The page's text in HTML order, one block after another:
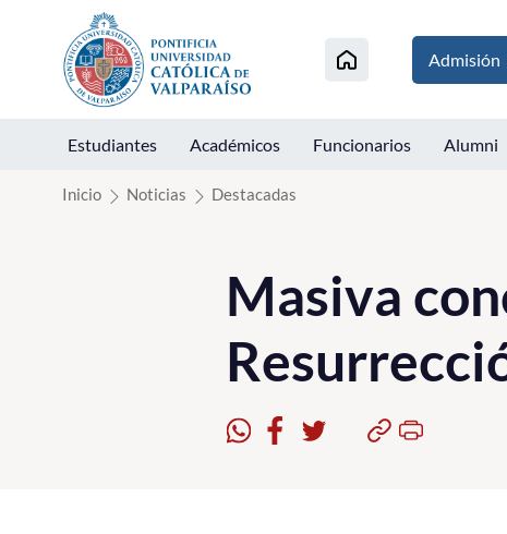
Click acá para ir directamente al contenido
Admisión
Estudiantes Académicos Funcionarios Alumni
Inicio Noticias Destacadas
Masiva